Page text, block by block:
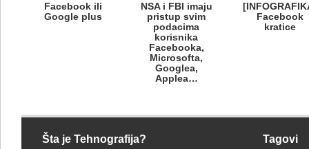
Facebook ili
Google plus
NSA i FBI imaju
pristup svim
podacima
korisnika
Facebooka,
Microsofta,
Googlea,
Applea…
Facebook
kratice
Šta je Tehnografija? Tagovi